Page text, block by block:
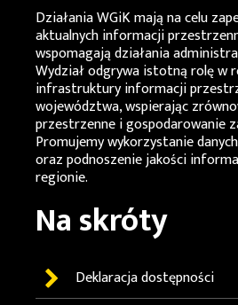
DziałaniaWGiKmają na celu
aktualnych informacji
wspomagają działania
Wydział odgrywa istotną rolę w
infrastruktury informacji
województwa, wspierając
przestrzenne i gospodarowanie
Promujemy wykorzystanie
oraz podnoszenie jakości
regionie.
Na skróty
Deklaracja dostępności